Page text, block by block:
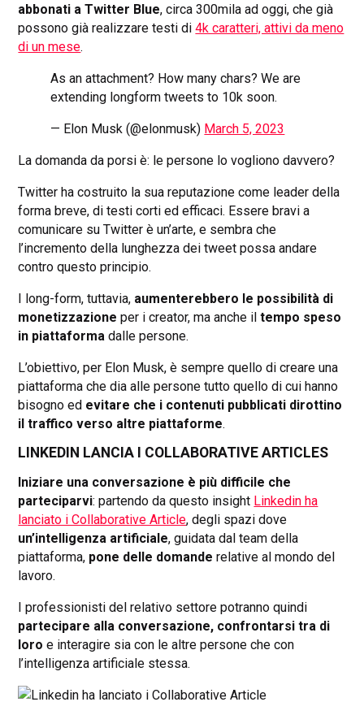
abbonati a Twitter Blue, circa 300mila ad oggi, che già
possono già realizzare testi di4k caratteri, attivi da meno
di un mese.
As an attachment? How many chars? We are
extending longform tweets to 10k soon.
— Elon Musk (@elonmusk) March 5, 2023
La domanda da porsi è: le persone lo vogliono davvero?
Twitter ha costruito la sua reputazione come leader della
forma breve, di testi corti ed efficaci. Essere bravi a
comunicare su Twitter è un’arte, e sembra che
l’incremento della lunghezza dei tweet possa andare
contro questo principio.
I long-form, tuttavia, aumenterebbero le possibilità di
monetizzazione per i creator, ma anche iltempo speso
in piattaforma dalle persone.
L’obiettivo, per Elon Musk, è sempre quello di creare una
piattaforma che dia alle persone tutto quello di cui hanno
bisogno ed evitare che i contenuti pubblicati dirottino
il traffico verso altre piattaforme.
LINKEDIN LANCIA I COLLABORATIVE ARTICLES
Iniziare una conversazione è più difficile che
parteciparvi: partendo da questo insight Linkedin ha
lanciato i Collaborative Article, degli spazi dove
un’intelligenza artificiale, guidata dal team della
piattaforma, pone delle domande relative al mondo del
lavoro.
I professionisti del relativo settore potranno quindi
partecipare alla conversazione, confrontarsi tra di
loroe interagire sia con le altre persone che con
l’intelligenza artificiale stessa.